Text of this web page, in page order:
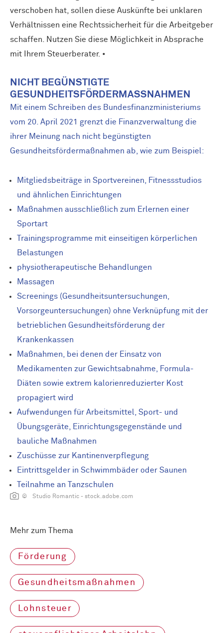
verschoben hat, sollen diese Auskünfte bei unklaren
Verhältnissen eine Rechtssicherheit für die Arbeitgeber
schaffen. Nutzen Sie diese Möglichkeit in Absprache
mit Ihrem Steuerberater. •
NICHT BEGÜNSTIGTE
GESUNDHEITSFÖRDER­MASSNAHMEN
Mit einem Schreiben des Bundesfinanzministeriums
vom 20. April 2021 grenzt die Finanzverwaltung die
ihrer Meinung nach nicht begünstigten
Gesundheitsfördermaßnahmen ab, wie zum Beispiel:
Mitgliedsbeiträge in Sportvereinen, Fitnessstudios
und ähnlichen Einrichtungen
Maßnahmen ausschließlich zum Erlernen einer
Sportart
Trainingsprogramme mit einseitigen körperlichen
Belastungen
physiotherapeutische Behandlungen
Massagen
Screenings (Gesundheitsuntersuchungen,
Vorsorgeuntersuchungen) ohne Verknüpfung mit der
betrieblichen Gesundheitsförderung der
Krankenkassen
Maßnahmen, bei denen der Einsatz von
Medikamenten zur Gewichtsabnahme, Formula-
Diäten sowie extrem kalorien­reduzierter Kost
propagiert wird
Aufwendungen für Arbeitsmittel, Sport- und
Übungsgeräte, Einrichtungsgegenstände und
bauliche Maßnahmen
Zuschüsse zur Kantinenverpflegung
Eintrittsgelder in Schwimmbäder oder Saunen
Teilnahme an Tanzschulen
© Studio Romantic - stock.adobe.com
Mehr zum Thema
Förderung
Gesundheitsmaßnahmen
Lohnsteuer